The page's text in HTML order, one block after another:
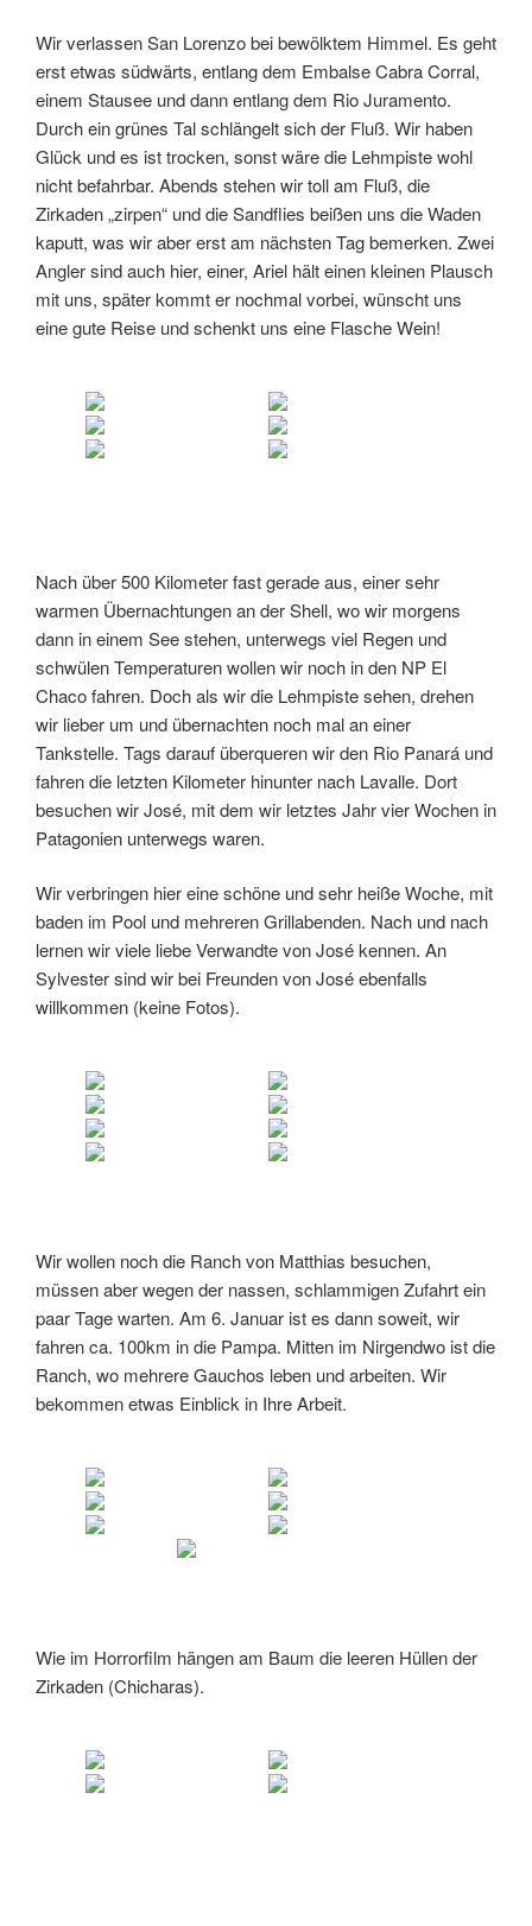
Wir verlassen San Lorenzo bei bewölktem Himmel. Es geht
erst etwas südwärts, entlang dem Embalse Cabra Corral,
einem Stausee und dann entlang dem Rio Juramento.
Durch ein grünes Tal schlängelt sich der Fluß. Wir haben
Glück und es ist trocken, sonst wäre die Lehmpiste wohl
nicht befahrbar. Abends stehen wir toll am Fluß, die
Zirkaden „zirpen“ und die Sandflies beißen uns die Waden
kaputt, was wir aber erst am nächsten Tag bemerken. Zwei
Angler sind auch hier, einer, Ariel hält einen kleinen Plausch
mit uns, später kommt er nochmal vorbei, wünscht uns
eine gute Reise und schenkt uns eine Flasche Wein!
Nach über 500 Kilometer fast gerade aus, einer sehr
warmen Übernachtungen an der Shell, wo wir morgens
dann in einem See stehen, unterwegs viel Regen und
schwülen Temperaturen wollen wir noch in den NP El
Chaco fahren. Doch als wir die Lehmpiste sehen, drehen
wir lieber um und übernachten noch mal an einer
Tankstelle. Tags darauf überqueren wir den Rio Panará und
fahren die letzten Kilometer hinunter nach Lavalle. Dort
besuchen wir José, mit dem wir letztes Jahr vier Wochen in
Patagonien unterwegs waren.
Wir verbringen hier eine schöne und sehr heiße Woche, mit
baden im Pool und mehreren Grillabenden. Nach und nach
lernen wir viele liebe Verwandte von José kennen. An
Sylvester sind wir bei Freunden von José ebenfalls
willkommen (keine Fotos).
Wir wollen noch die Ranch von Matthias besuchen,
müssen aber wegen der nassen, schlammigen Zufahrt ein
paar Tage warten. Am 6. Januar ist es dann soweit, wir
fahren ca. 100km in die Pampa. Mitten im Nirgendwo ist die
Ranch, wo mehrere Gauchos leben und arbeiten. Wir
bekommen etwas Einblick in Ihre Arbeit.
Wie im Horrorfilm hängen am Baum die leeren Hüllen der
Zirkaden (Chicharas).